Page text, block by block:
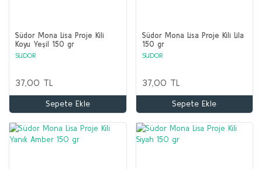
Südor Mona Lisa Proje Kili
Koyu Yeşil 150 gr
SUDOR
37,00 TL
Sepete Ekle
Südor Mona Lisa Proje Kili Lila
150 gr
SUDOR
37,00 TL
Sepete Ekle